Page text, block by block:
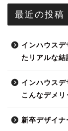
最近の投稿
インハウス
たリアルな結
インハウス
こんなデメ
新卒デザイナ